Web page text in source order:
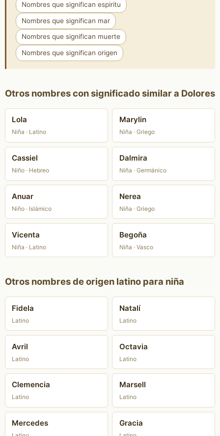
Nombres que significan espiritu
Nombres que significan mar
Nombres que significan muerte
Nombres que significan origen
Otros nombres con significado similar a Dolores
Lola
Niña · Latino
Marylin
Niña · Griego
Cassiel
Niño · Hebreo
Dalmira
Niña · Germánico
Anuar
Niño · Islámico
Nerea
Niña · Griego
Vicenta
Niña · Latino
Begoña
Niña · Vasco
Otros nombres de origen latino para niña
Fidela
Latino
Natalí
Latino
Avril
Latino
Octavia
Latino
Clemencia
Latino
Marsell
Latino
Mercedes Gracia